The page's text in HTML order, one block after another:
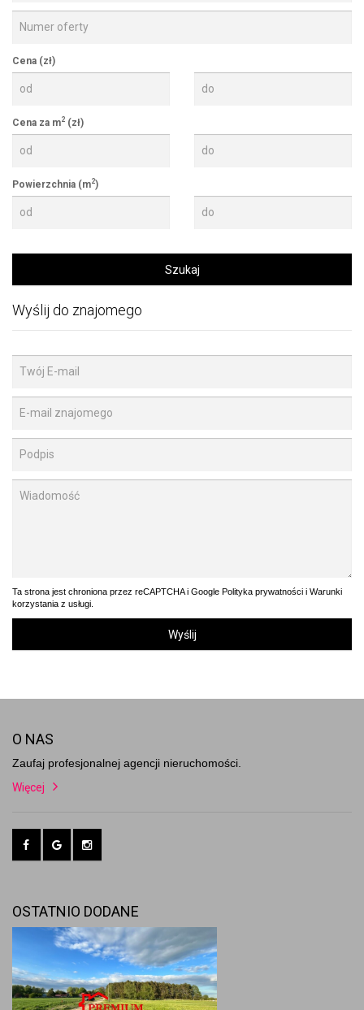
Cena (zł)
Cena za m2 (zł)
Powierzchnia (m2)
Wyślij do znajomego
Ta strona jest chroniona przez reCAPTCHA i Google Polityka prywatności i Warunki
korzystania z usługi
Wyślij
O NAS
Zaufaj profesjonalnej agencji nieruchomości.
Więcej
OSTATNIO DODANE